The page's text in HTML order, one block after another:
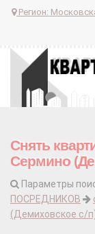
Регион:
Снять
Сермино
Параметры
ПОСРЕДНИКОВ
(Демиховское с/